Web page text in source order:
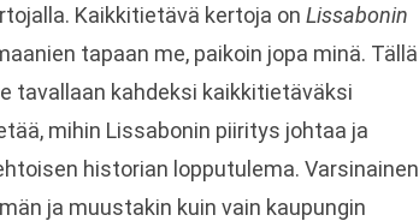
Kaikkitietävä kertoja on Lissabonin
tapaan me, paikoin jopa minä. Tällä
tavallaan kahdeksi kaikkitietäväksi
mihin Lissabonin piiritys johtaa ja
historian lopputulema. Varsinainen
ja muustakin kuin vain kaupungin